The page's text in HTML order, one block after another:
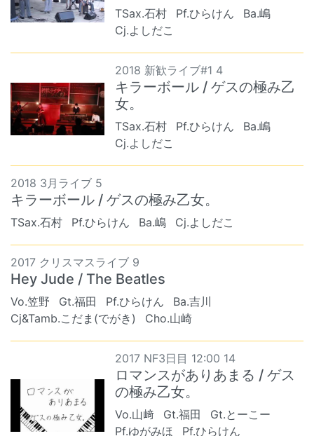
TSax.石村 Pf.ひらけん
Ba.嶋
Cj.よしだこ
2018 新歓ライブ#1 4
キラーボール / ゲスの極み乙
女。
TSax.石村 Pf.ひらけん
Ba.嶋
Cj.よしだこ
2018 3月ライブ 5
キラーボール / ゲスの極み乙女。
TSax.石村 Pf.ひらけん Ba.嶋 Cj.よしだこ
2017 クリスマスライブ 9
Hey Jude / The Beatles
Vo.笠野 Gt.福田 Pf.ひらけん
Ba.吉川
Cj&Tamb.こだま(でがき)
Cho.山崎
2017 NF3日目 12:00 14
ロマンスがありあまる / ゲス
の極み乙女。
Vo.山﨑 Gt.福田
Gt.とーこー
Pf.ゆがみほ
Pf.ひらけん